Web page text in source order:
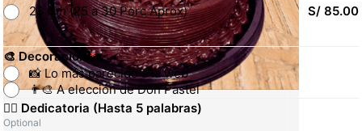
28 Cm (25 a 30 Porc Aprox) S/ 85.00
🎨 Decoración *
📸 Lo más parecido a la web
👨‍🎨 A elección de Don Pastel
✍🏻 Dedicatoria (Hasta 5 palabras)
Optional